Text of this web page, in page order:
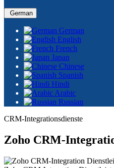
German
German
English
French
Japan
Chinese
Spanish
Hindi
Arabic
Russian
CRM-Integrationsdienste
Zoho CRM-